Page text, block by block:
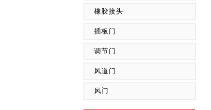
橡胶接头
插板门
调节门
风道门
风门